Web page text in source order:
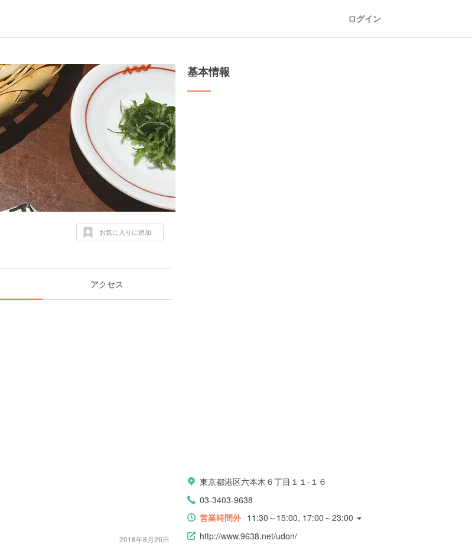
ログイン
お気に入りに追加
アクセス
2018年8月26日
基本情報
東京都港区六本木６丁目１１-１６
03-3403-9638
営業時間外 11:30～15:00, 17:00～23:00
http://www.9638.net/udon/